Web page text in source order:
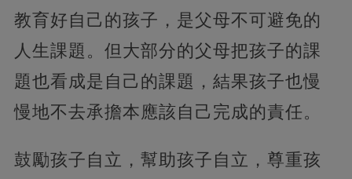
教育好自己的孩子，是父母不可避免的
人生課題。但大部分的父母把孩子的課
題也看成是自己的課題，結果孩子也慢
慢地不去承擔本應該自己完成的責任。
鼓勵孩子自立，幫助孩子自立，尊重孩